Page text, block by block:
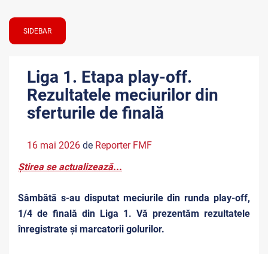
SIDEBAR
Liga 1. Etapa play-off.
Rezultatele meciurilor din
sferturile de finală
16 mai 2026 de Reporter FMF
Știrea se actualizează...
Sâmbătă s-au disputat meciurile din runda play-off,
1/4 de finală din Liga 1. Vă prezentăm rezultatele
înregistrate și marcatorii golurilor.